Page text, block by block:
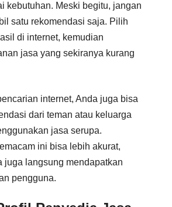
kebutuhan. Meski begitu, jangan
satu rekomendasi saja. Pilih
di internet, kemudian
jasa yang sekiranya kurang
internet, Anda juga bisa
dari teman atau keluarga
jasa serupa.
ini bisa lebih akurat,
juga langsung mendapatkan
pengguna.